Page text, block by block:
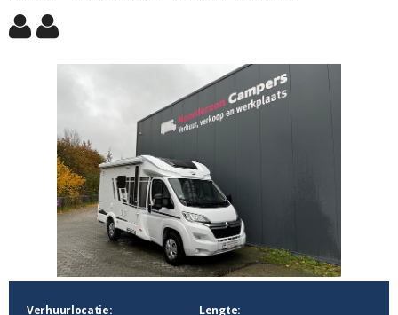
Verhuurlocatie:
Lengte: